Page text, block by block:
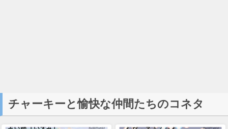
チャーキーと愉快な仲間たちのコネタ